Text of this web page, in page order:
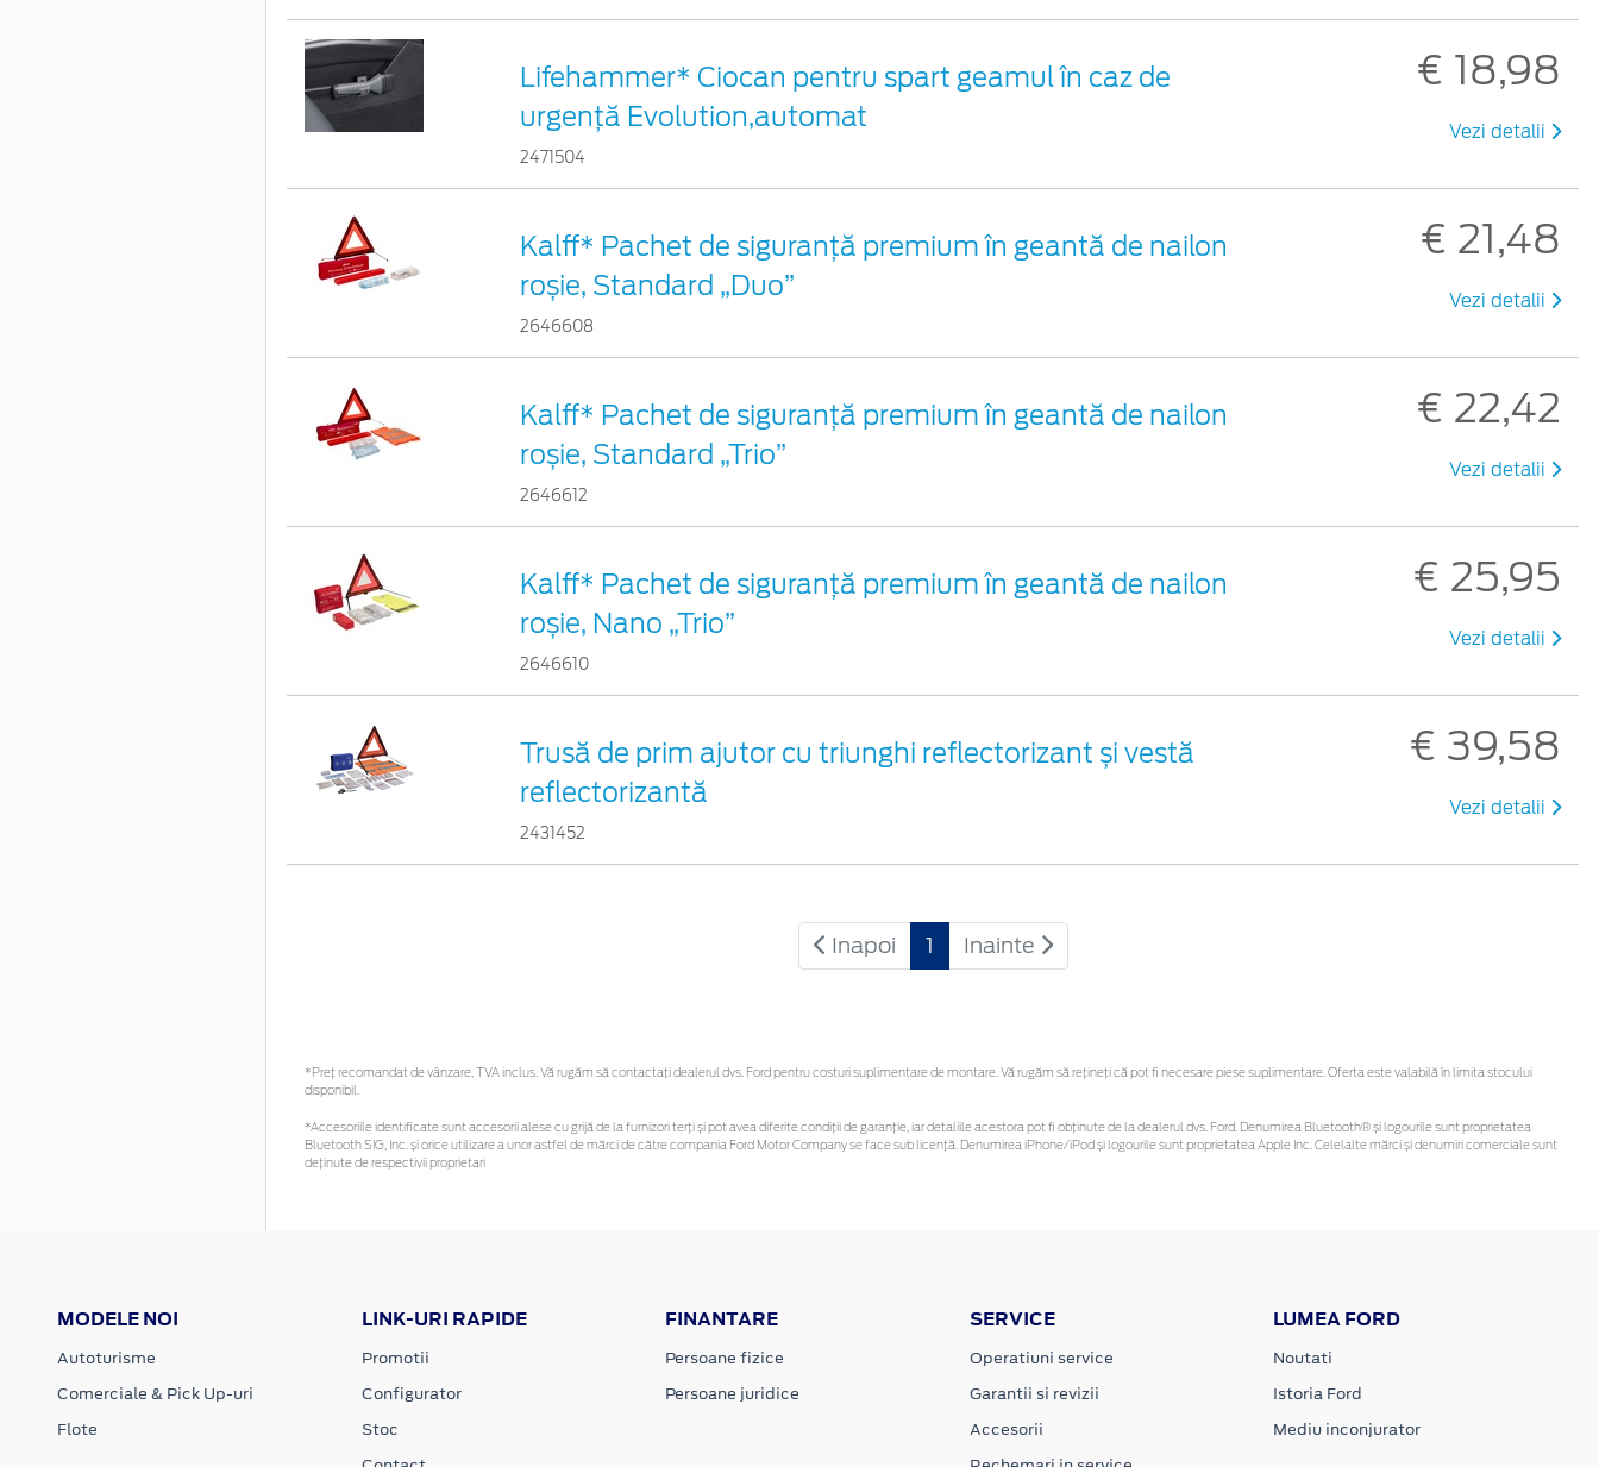
Lifehammer* Ciocan pentru spart geamul în caz de
urgenţă Evolution,automat
2471504
€ 18,98
Vezi detalii
Kalff* Pachet de siguranţă premium în geantă de nailon
roșie, Standard „Duo”
2646608
€ 21,48
Vezi detalii
Kalff* Pachet de siguranţă premium în geantă de nailon
roșie, Standard „Trio”
2646612
€ 22,42
Vezi detalii
Kalff* Pachet de siguranţă premium în geantă de nailon
roșie, Nano „Trio”
2646610
€ 25,95
Vezi detalii
Trusă de prim ajutor cu triunghi reflectorizant și vestă
reflectorizantă
2431452
€ 39,58
Vezi detalii
Inapoi 1 Inainte
*Preţ recomandat de vânzare, TVA inclus. Vă rugăm să contactaţi dealerul dvs. Ford pentru costuri suplimentare de montare. Vă rugăm să rețineți că pot fi necesare piese suplimentare. Oferta este valabilă în limita stocului
disponibil.
*Accesoriile identificate sunt accesorii alese cu grijă de la furnizori terți și pot avea diferite condiții de garanție, iar detaliile acestora pot fi obținute de la dealerul dvs. Ford. Denumirea Bluetooth® și logourile sunt proprietatea
Bluetooth SIG, Inc. și orice utilizare a unor astfel de mărci de către compania Ford Motor Company se face sub licență. Denumirea iPhone/iPod și logourile sunt proprietatea Apple Inc. Celelalte mărci și denumiri comerciale sunt
deținute de respectivii proprietari
MODELE NOI
Autoturisme
Comerciale & Pick Up-uri
Flote
LINK-URI RAPIDE
Promotii
Configurator
Stoc
FINANTARE
Persoane fizice
Persoane juridice
SERVICE
Operatiuni service
Garantii si revizii
Accesorii
LUMEA FORD
Noutati
Istoria Ford
Mediu inconjurator